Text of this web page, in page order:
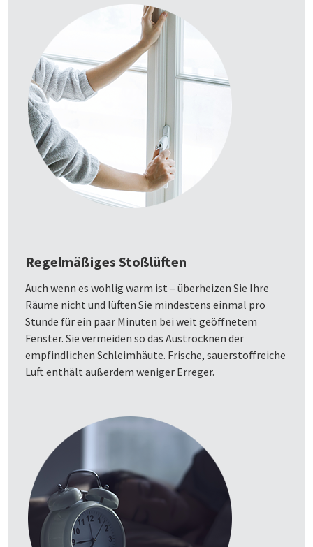
Regelmäßiges Stoßlüften
Auch wenn es wohlig warm ist – überheizen Sie Ihre
Räume nicht und lüften Sie mindestens einmal pro
Stunde für ein paar Minuten bei weit geöffnetem
Fenster. Sie vermeiden so das Austrocknen der
empfindlichen Schleimhäute. Frische, sauerstoffreiche
Luft enthält außerdem weniger Erreger.